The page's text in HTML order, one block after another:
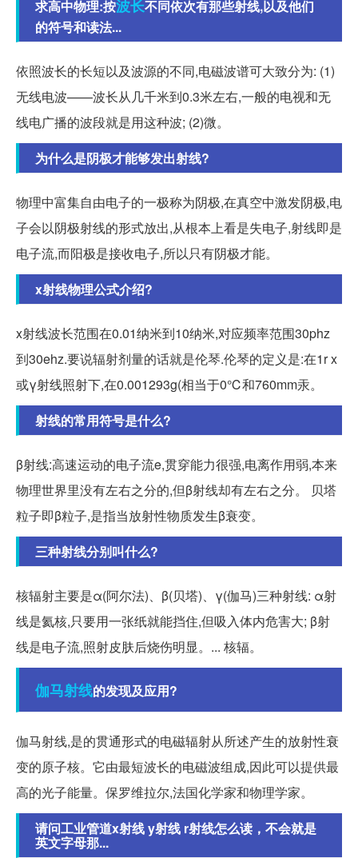
求高中物理:按波长不同依次有那些射线,以及他们
的符号和读法...
依照波长的长短以及波源的不同,电磁波谱可大致分为: (1)
无线电波——波长从几千米到0.3米左右,一般的电视和无
线电广播的波段就是用这种波; (2)微。
为什么是阴极才能够发出射线?
物理中富集自由电子的一极称为阴极,在真空中激发阴极,电
子会以阴极射线的形式放出,从根本上看是失电子,射线即是
电子流,而阳极是接收电子,所以只有阴极才能。
x射线物理公式介绍?
x射线波长范围在0.01纳米到10纳米,对应频率范围30phz
到30ehz.要说辐射剂量的话就是伦琴.伦琴的定义是:在1r x
或γ射线照射下,在0.001293g(相当于0℃和760mm汞。
射线的常用符号是什么?
β射线:高速运动的电子流e,贯穿能力很强,电离作用弱,本来
物理世界里没有左右之分的,但β射线却有左右之分。 贝塔
粒子即β粒子,是指当放射性物质发生β衰变。
三种射线分别叫什么?
核辐射主要是α(阿尔法)、β(贝塔)、γ(伽马)三种射线: α射
线是氦核,只要用一张纸就能挡住,但吸入体内危害大; β射
线是电子流,照射皮肤后烧伤明显。... 核辐。
伽马射线的发现及应用?
伽马射线,是的贯通形式的电磁辐射从所述产生的放射性衰
变的原子核。它由最短波长的电磁波组成,因此可以提供最
高的光子能量。保罗维拉尔,法国化学家和物理学家。
请问工业管道x射线 y射线 r射线怎么读，不会就是
英文字母那...